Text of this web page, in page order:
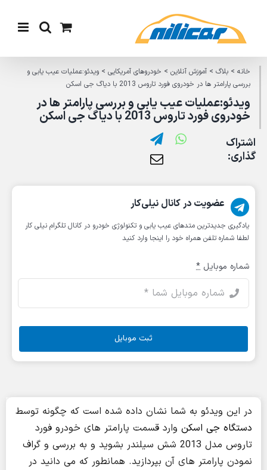
content
خانه> بلاگ> آموزش آنلاین> خودروهای آمریکایی> ویدئو:عملیات عیب یابی و
بررسی پارامتر ها در خودروی فورد تاروس 2013 با دیاگ جی اسکن
ویدئو:عملیات عیب یابی و بررسی پارامتر ها در
خودروی فورد تاروس 2013 با دیاگ جی اسکن
اشتراک
گذاری:
در این ویدئو به شما نشان داده شده است که چگونه توسط
دستگاه جی اسکن وارد قسمت پارامتر های خودرو فورد
تاروس مدل 2013 شش سیلندر بشوید و به بررسی و گراف
نمودن پارامتر های آن بپردازید. همانطور که می دانید در
عضویت در کانال نیلی‌کار
یادگیری جدیدترین متد‌های عیب یابی‌ و تکنولوژی خودرو در کانال تلگرام نیلی کار
لطفا شماره تلفن همراه خود را اینجا وارد کنید
شماره موبایل *
ثبت موبایل